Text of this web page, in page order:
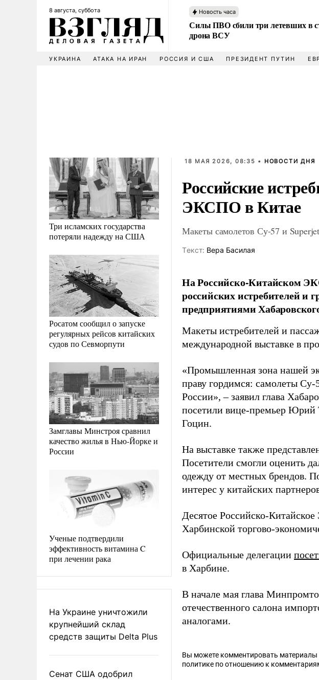
8 августа, суббота Новость часа
Силы ПВО сбили три летевших в
дрона ВСУ
УКРАИНА АТАКА НА ИРАН РОССИЯ И США ПРЕЗИДЕНТ ПУТИН
Три исламских государства
потеряли надежду на США
Росатом сообщил о запуске
регулярных рейсов китайских
судов по Севморпути
Замглавы Минстроя сравнил
качество жилья в Нью-Йорке и
России
Ученые подтвердили
эффективность витамина C
при лечении рака
На Украине уничтожили
крупнейший склад
средств защиты Delta Plus
Сенат США одобрил
18 МАЯ 2026, 08:35 • НОВОСТИ ДНЯ
Российские
ЭКСПО в Китае
Макеты самолетов Су-57 и
Tекст: Вера Басилая
На Российско-Китайском
российских истребителей и
предприятиями
Макеты истребителей и
международной выставке в
«Промышленная зона нашей
праву гордимся: самолеты Су-
России», – заявил глава
посетили вице-премьер Юрий
Гоцин.
На выставке также
Посетители смогли оценить
одежду от местных брендов.
интерес у китайских
Десятое Российско-
Харбинской торгово-
Официальные делегации
в Харбине.
В начале мая глава
отечественного салона
аналогами.
Вы можете комментировать
политике по отношению к